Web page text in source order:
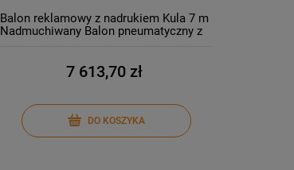
Balon reklamowy z nadrukiem Kula 7 m
Nadmuchiwany Balon pneumatyczny z
7 613,70 zł
DO KOSZYKA